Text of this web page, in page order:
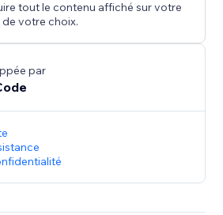
tout le contenu affiché sur votre
votre choix.
par